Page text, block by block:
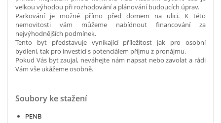
velkou výhodou při rozhodování a plánování budoucích úprav.
Parkování je možné přímo před domem na ulici. K této
nemovitosti vám můžeme nabídnout financování za
nejvýhodnějších podmínek.
Tento byt představuje vynikající příležitost jak pro osobní
bydlení, tak pro investici s potenciálem příjmu z pronájmu.
Pokud Vás byt zaujal, neváhejte nám napsat nebo zavolat a rádi
Vám vše ukážeme osobně.
Soubory ke stažení
PENB